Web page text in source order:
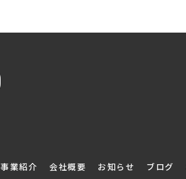
事業紹介 会社概要 お知らせ ブログ